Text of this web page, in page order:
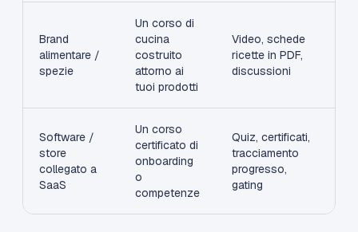
Brand
alimentare /
spezie
Un corso di
cucina
costruito
attorno ai
tuoi prodotti
Video, schede
ricette in PDF,
discussioni
Software /
store
collegato a
SaaS
Un corso
certificato di
onboarding
o
competenze
Quiz, certificati,
tracciamento
progresso,
gating